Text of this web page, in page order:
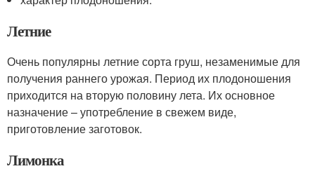
Летние
Очень популярны летние сорта груш, незаменимые для
получения раннего урожая. Период их плодоношения
приходится на вторую половину лета. Их основное
назначение – употребление в свежем виде,
приготовление заготовок.
Лимонка